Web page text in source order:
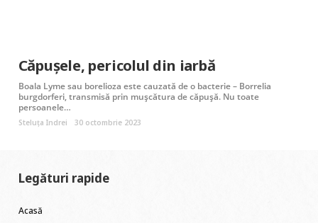
Căpușele, pericolul din iarbă
Boala Lyme sau borelioza este cauzată de o bacterie – Borrelia
burgdorferi, transmisă prin mușcătura de căpușă. Nu toate
persoanele…
Steluța Indrei 30 octombrie 2023
Legături rapide
Acasă